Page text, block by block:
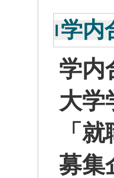
学内
学内
大学
「
募集